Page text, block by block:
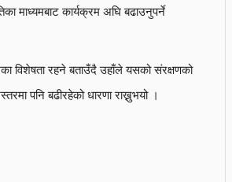
माध्यमबाट कार्यक्रम अघि बढाउनुपर्ने
विशेषता रहने बताउँदै उहाँले यसको संरक्षणको
पनि बढीरहेको धारणा राख्नुभयो ।